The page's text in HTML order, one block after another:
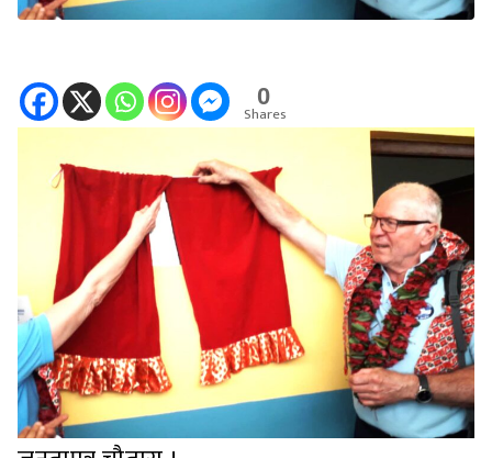
0
Shares